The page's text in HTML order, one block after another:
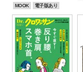
MOOK 電子版あり